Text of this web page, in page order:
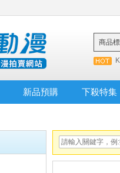
商品
新品預購 下殺特集